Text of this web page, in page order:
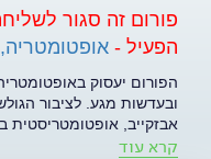
פורום זה סגור
הפעיל -
הפורום יעסוק
ובעדשות מגע. לציבור
אבזקייב, אופטומטריסטית
קרא עוד